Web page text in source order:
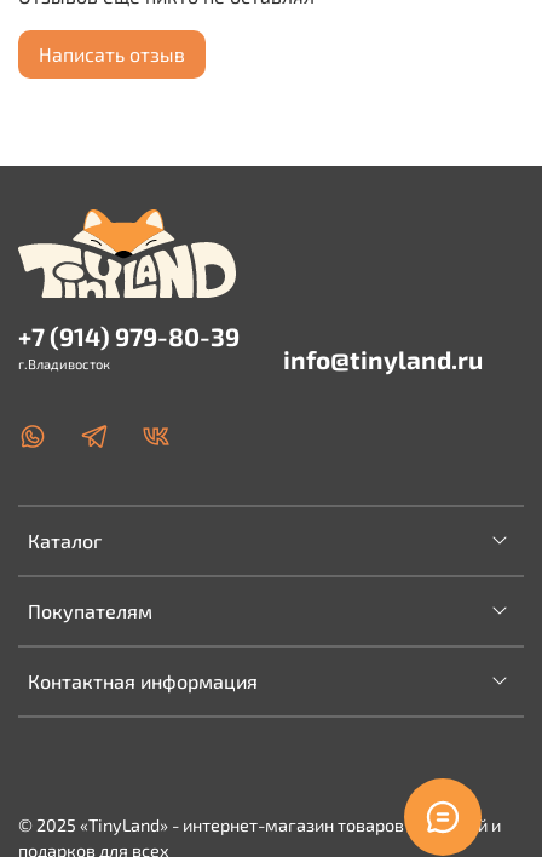
Написать отзыв
Каталог
Покупателям
Контактная информация
+7 (914) 979-80-39
г.Владивосток info@tinyland.ru
© 2025 «TinyLand» - интернет-магазин товаров для детей и
подарков для всех